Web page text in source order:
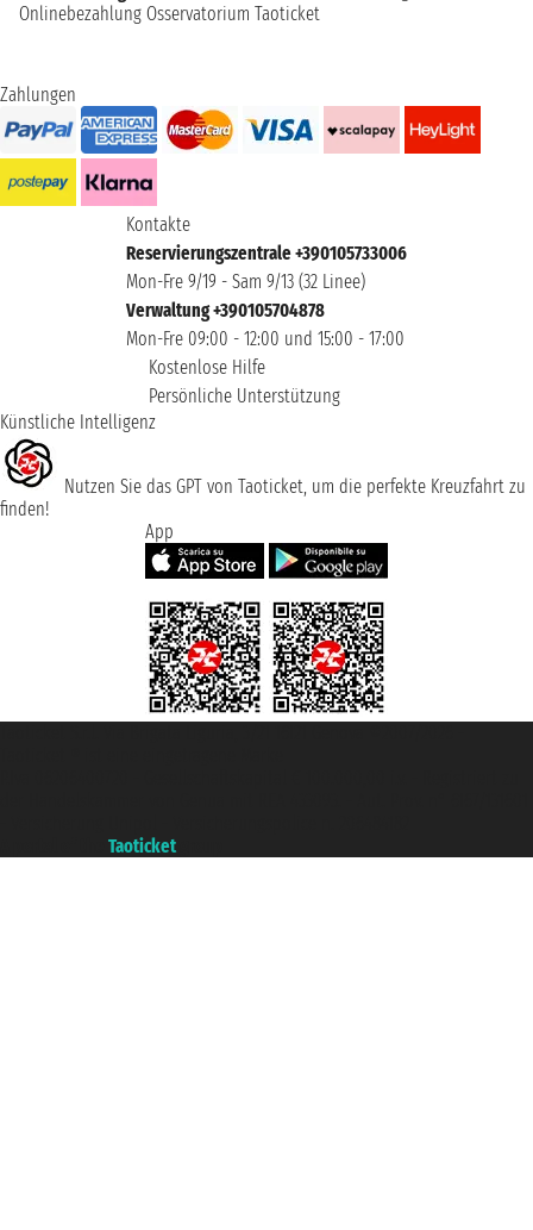
Onlinebezahlung Osservatorium Taoticket
Zahlungen
Kontakte
Reservierungszentrale +390105733006
Mon-Fre 9/19 - Sam 9/13 (32 Linee)
Verwaltung +390105704878
Mon-Fre 09:00 - 12:00 und 15:00 - 17:00
Kostenlose Hilfe
Persönliche Unterstützung
Künstliche Intelligenz
Nutzen Sie das GPT von Taoticket, um die perfekte Kreuzfahrt zu
finden!
App
Taoticket